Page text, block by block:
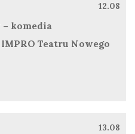
komedia
Teatru Nowego
12.08
13.08